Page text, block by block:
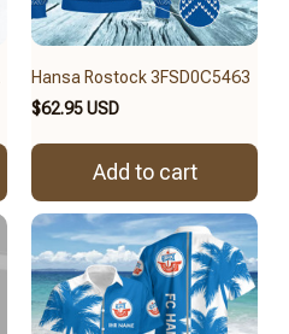
Hansa Rostock 3FSD0C5463
$62.95 USD
Add to cart